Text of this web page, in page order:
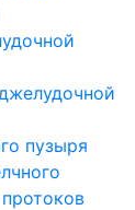
пузыря